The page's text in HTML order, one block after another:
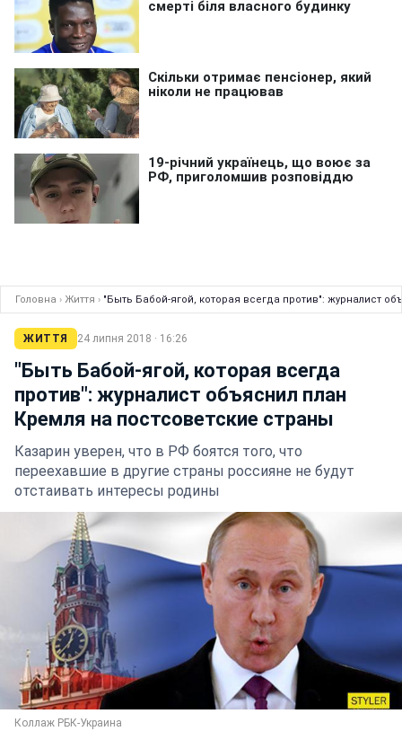
Головна › Життя › "Быть Бабой-ягой, которая всегда против": журналист
ЖИТТЯ 24 липня 2018 · 16:26
"Быть Бабой-ягой, которая всегда
против": журналист объяснил план
Кремля на постсоветские страны
Казарин уверен, что в РФ боятся того, что
переехавшие в другие страны россияне не будут
отстаивать интересы родины
Коллаж РБК-Украина